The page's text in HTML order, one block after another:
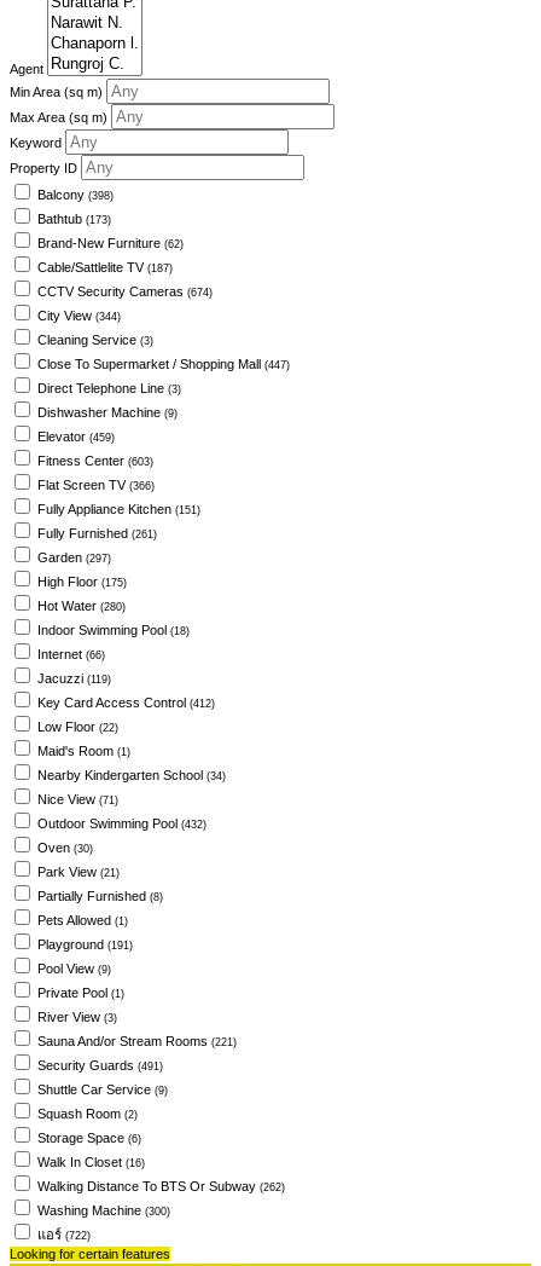
Agent
Min Area (sq m)
Max Area (sq m)
Keyword
Property ID
Balcony (398)
Bathtub (173)
Brand-New Furniture (62)
Cable/Sattlelite TV (187)
CCTV Security Cameras (674)
City View (344)
Cleaning Service (3)
Close To Supermarket / Shopping Mall (447)
Direct Telephone Line (3)
Dishwasher Machine (9)
Elevator (459)
Fitness Center (603)
Flat Screen TV (366)
Fully Appliance Kitchen (151)
Fully Furnished (261)
Garden (297)
High Floor (175)
Hot Water (280)
Indoor Swimming Pool (18)
Internet (66)
Jacuzzi (119)
Key Card Access Control (412)
Low Floor (22)
Maid's Room (1)
Nearby Kindergarten School (34)
Nice View (71)
Outdoor Swimming Pool (432)
Oven (30)
Park View (21)
Partially Furnished (8)
Pets Allowed (1)
Playground (191)
Pool View (9)
Private Pool (1)
River View (3)
Sauna And/or Stream Rooms (221)
Security Guards (491)
Shuttle Car Service (9)
Squash Room (2)
Storage Space (6)
Walk In Closet (16)
Walking Distance To BTS Or Subway (262)
Washing Machine (300)
แอร์ (722)
Looking for certain features